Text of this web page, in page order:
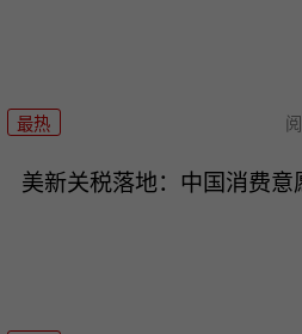
最热
美新关税落地：中国消费